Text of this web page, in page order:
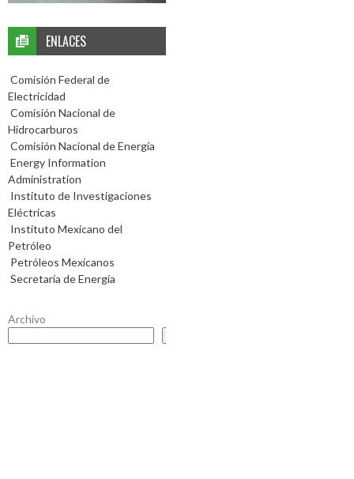
ENLACES
Comisión Federal de
Electricidad
Comisión Nacional de
Hidrocarburos
Comisión Nacional de Energía
Energy Information
Administration
Instituto de Investigaciones
Eléctricas
Instituto Mexicano del
Petróleo
Petróleos Mexicanos
Secretaría de Energía
Archivo